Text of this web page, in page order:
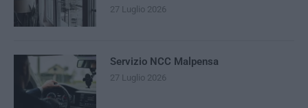
27 Luglio 2026
Servizio NCC Malpensa
27 Luglio 2026